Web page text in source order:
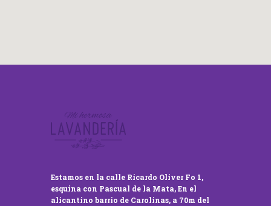
Estamos en la calle Ricardo Oliver Fo 1,
esquina con Pascual de la Mata, En el
alicantino barrio de Carolinas, a 70m del